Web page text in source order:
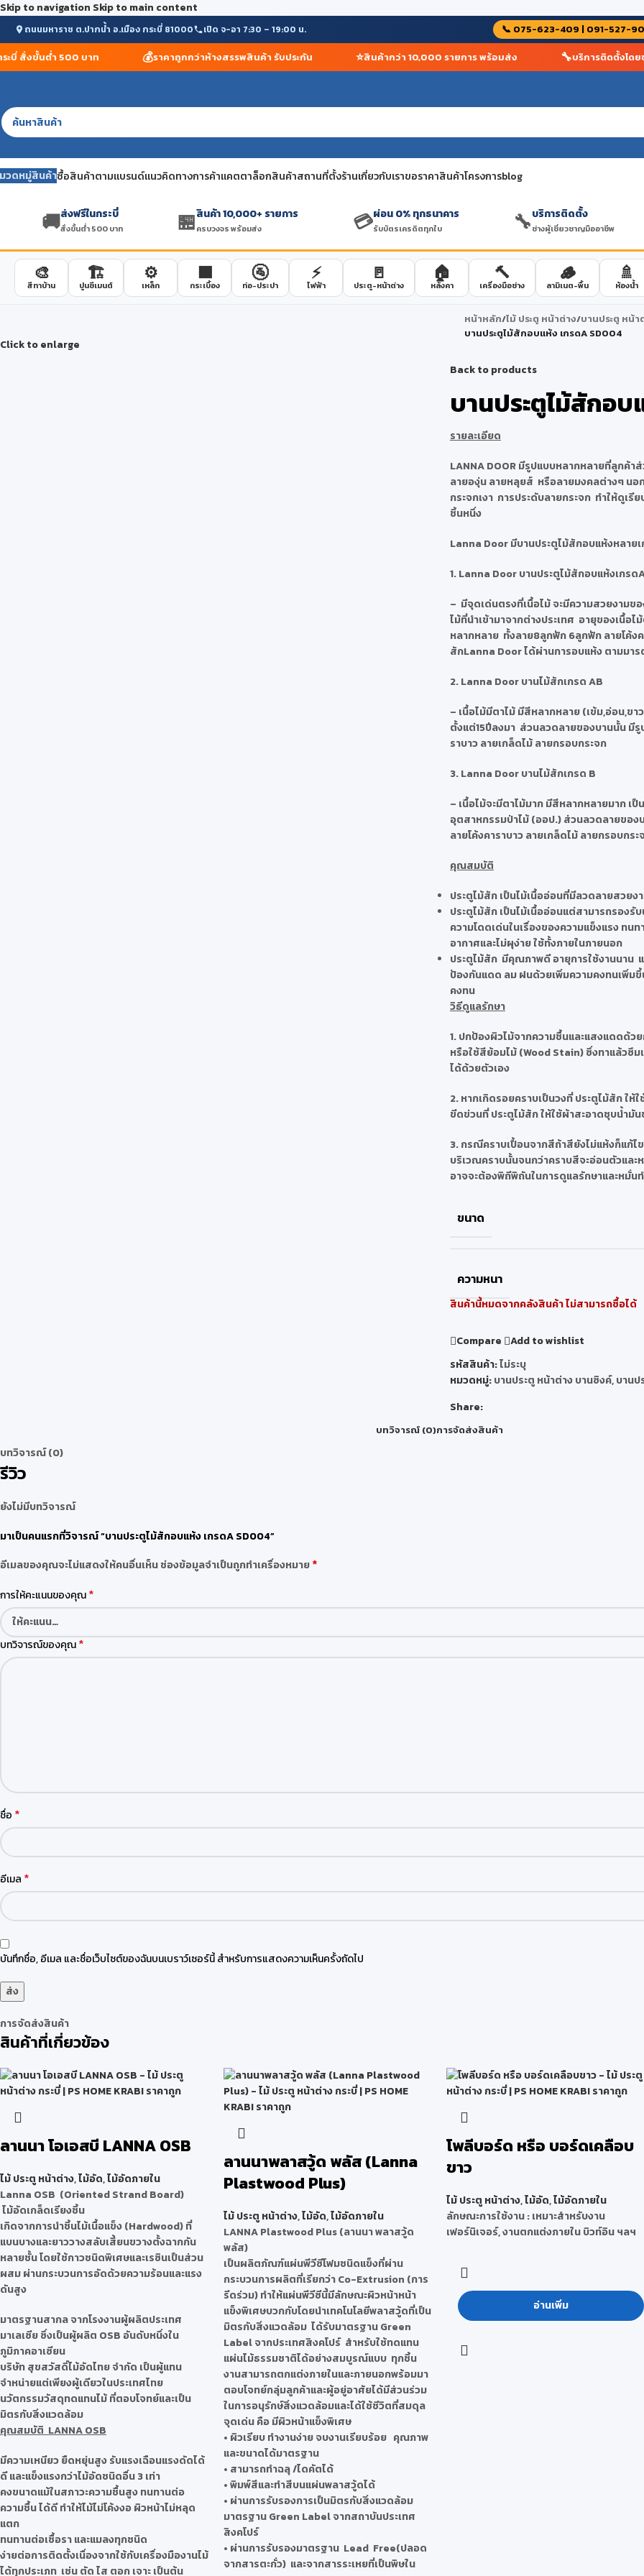
Skip to navigation Skip to main content
ถนนมหาราช ต.ปากน้ำ อ.เมือง กระบี่ 81000 เปิด จ-อา 7:30 – 19:00 น. 📞 075-623-409 | 091-527-
สั่งขั้นต่ำ 500 บาท ราคาถูกกว่าห้างสรรพสินค้า รับประกัน สินค้ากว่า 10,000 รายการ พร้อมส่ง บริการติดตั้งโดยช่า
วดหมู่สินค้าซื้อสินค้าตามแบรนด์แนวคิดทางการค้าแคตตาล็อกสินค้าสถานที่ตั้งร้านเกี่ยวกับเราขอราคาสินค้าโครงการblog
🚚ส่งฟรีในกระบี่
สั่งขั้นต่ำ 500 บาท 🏪สินค้า 10,000+ รายการ
ครบวงจร พร้อมส่ง 💳ผ่อน 0% ทุกธนาคาร
รับบัตรเครดิตทุกใบ 🔧บริการติดตั้ง
ช่างผู้เชี่ยวชาญมืออาชีพ
🎨
สีทาบ้าน
🏗️
ปูนซีเมนต์
⚙️
เหล็ก
🟫
กระเบื้อง
🚰
ท่อ-ประปา
⚡
ไฟฟ้า
🚪
ประตู-หน้าต่าง
🏠
หลังคา
🔨
เครื่องมือช่าง
🪵
ลามิเนต-พื้น
🚿
ห้องน้ำ
Click to enlarge
หน้าหลัก/ไม้ ประตู หน้าต่าง/บานประตู หน้
บานประตูไม้สักอบแห้ง เกรดA SD004
Back to products
บานประตูไม้สักอบ
รายละเอียด
LANNA DOOR มีรูปแบบหลากหลายที่ลูกค้
ลายองุ่น ลายหลุยส์ หรือลายมงคลต่างๆ นอ
กระจกเงา การประดับลายกระจก ทำให้ดูเ
ชิ้นหนึ่ง
Lanna Door มีบานประตูไม้สักอบแห้งหลาย
1. Lanna Door บานประตูไม้สักอบแห้งเกรด
– มีจุดเด่นตรงที่เนื้อไม้ จะมีความสวยงามข
ไม้ที่นำเข้ามาจากต่างประเทศ อายุของเนื้อ
หลากหลาย ทั้งลาย8ลูกฟัก 6ลูกฟัก ลายโค้ง
สักLanna Door ได้ผ่านการอบแห้ง ตามมาร
2. Lanna Door บานไม้สักเกรด AB
– เนื้อไม้มีตาไม้ มีสีหลากหลาย (เข้ม,อ่อน,ขา
ตั้งแต่15ปีลงมา ส่วนลวดลายของบานนั้น มี
ราบาว ลายเกล็ดไม้ ลายกรอบกระจก
3. Lanna Door บานไม้สักเกรด B
– เนื้อไม้จะมีตาไม้มาก มีสีหลากหลายมาก เ
อุตสาหกรรมป่าไม้ (ออป.) ส่วนลวดลายขอ
ลายโค้งคาราบาว ลายเกล็ดไม้ ลายกรอบกระ
คุณสมบัติ
ประตูไม้สัก เป็นไม้เนื้ออ่อนที่มีลวดลายสวย
ประตูไม้สัก เป็นไม้เนื้ออ่อนแต่สามารถรองรั
ความโดดเด่นในเรื่องของความแข็งแรง ทน
อากาศและไม่ผุง่าย ใช้ทั้งภายในภายนอก
ประตูไม้สัก มีคุณภาพดี อายุการใช้งานนาน
ป้องกันแดด ลม ฝนด้วยเพิ่มความคงทนเพิ่มขึ้
คงทน
วิธีดูแลรักษา
1.ปกป้องผิวไม้จากความชื้นและแสงแดดด้ว
หรือใช้สีย้อมไม้ (Wood Stain) ซึ่งทาแล้วซึม
ได้ด้วยตัวเอง
2.หากเกิดรอยคราบเป็นวงที่ ประตูไม้สัก ใ
ขีดข่วนที่ ประตูไม้สัก ให้ใช้ผ้าสะอาดชุบน้ำมั
3.กรณีคราบเปื้อนจากสีถ้าสียังไม่แห้งก็แก้ไ
บริเวณคราบนั้นจนกว่าคราบสีจะอ่อนตัวและ
อาจจะต้องพิถีพิถันในการดูแลรักษาและหมั่น
ขนาด
ความหนา
สินค้านี้หมดจากคลังสินค้า ไม่สามารถซื้อได้
Compare
Add to wishlist
รหัสสินค้า:ไม่ระบุ
หมวดหมู่:บานประตู หน้าต่าง บานซิงค์,บานป
Share:
บทวิจารณ์ (0)การจัดส่งสินค้า
บทวิจารณ์ (0)
รีวิว
ยังไม่มีบทวิจารณ์
มาเป็นคนแรกที่วิจารณ์ “บานประตูไม้สักอบแห้ง เกรดA SD004”
อีเมลของคุณจะไม่แสดงให้คนอื่นเห็นช่องข้อมูลจำเป็นถูกทำเครื่องหมาย*
การให้คะแนนของคุณ*
บทวิจารณ์ของคุณ*
ชื่อ *
อีเมล *
บันทึกชื่อ, อีเมล และชื่อเว็บไซต์ของฉันบนเบราว์เซอร์นี้ สำหรับการแสดงความเห็นครั้งถัดไป
การจัดส่งสินค้า
สินค้าที่เกี่ยวข้อง
ลานนา โอเอสบี LANNA OSB
ไม้ ประตู หน้าต่าง,ไม้อัด,ไม้อัดภายใน
Lanna OSB (Oriented Strand Board)
ไม้อัดเกล็ดเรียงชิ้น
เกิดจากการนำชิ้นไม้เนื้อแข็ง (Hardwood) ที่
แบนบางและยาววางสลับเสี้ยนขวางตั้งฉากกัน
หลายชั้น โดยใช้กาวชนิดพิเศษและเรซินเป็นส่วน
ผสม ผ่านกระบวนการอัดด้วยความร้อนและแรง
ดันสูง
มาตรฐานสากล จากโรงงานผู้ผลิตประเทศ
มาเลเซีย ซึ่งเป็นผู้ผลิต OSB อันดับหนึ่งใน
ภูมิภาคอาเซียน
บริษัท สุขสวัสดิ์ไม้อัดไทย จำกัด เป็นผู้แทน
จำหน่ายแต่เพียงผู้เดียวในประเทศไทย
นวัตกรรมวัสดุทดแทนไม้ ที่ตอบโจทย์และเป็น
มิตรกับสิ่งแวดล้อม
คุณสมบัติ LANNA OSB
มีความเหนียว ยืดหยุ่นสูง รับแรงเฉือนแรงดัดได้
ดี และแข็งแรงกว่าไม้อัดชนิดอื่น 3 เท่า
คงขนาดแม้ในสภาวะความชื้นสูง ทนทานต่อ
ความชื้น ได้ดี ทำให้ไม้ไม่โค้งงอ ผิวหน้าไม่หลุด
แตก
ทนทานต่อเชื้อรา และแมลงทุกชนิด
ง่ายต่อการติดตั้งเนื่องจากใช้กับเครื่องมืองานไม้
ได้ทุกประเภท เช่น ตัด ไส ตอก เจาะ เป็นต้น
ลานนาพลาสวู้ด พลัส (Lanna
Plastwood Plus)
ไม้ ประตู หน้าต่าง,ไม้อัด,ไม้อัดภายใน
LANNA Plastwood Plus (ลานนา พลาสวู้ด
พลัส)
เป็นผลิตภัณฑ์แผ่นพีวีซีโฟมชนิดแข็งที่ผ่าน
กระบวนการผลิตที่เรียกว่า Co-Extrusion (การ
รีดร่วม) ทำให้แผ่นพีวีซีนี้มีลักษณะผิวหน้าหน้า
แข็งพิเศษบวกกับโดยนำเทคโนโลยีพลาสวู้ดที่เป็น
มิตรกับสิ่งแวดล้อม ได้รับมาตรฐาน Green
Label จากประเทศสิงคโปร์ สำหรับใช้ทดแทน
แผ่นไม้ธรรมชาติได้อย่างสมบูรณ์แบบ ทุกชิ้น
งานสามารถตกแต่งภายในและภายนอกพร้อมมา
ตอบโจทย์กลุ่มลูกค้าและผู้อยู่อาศัยได้มีส่วนร่วม
ในการอนุรักษ์สิ่งแวดล้อมและได้ใช้ชีวิตที่สมดุล
จุดเด่น คือ มีผิวหน้าแข็งพิเศษ
• ผิวเรียบ ทำงานง่าย จบงานเรียบร้อย คุณภาพ
และขนาดได้มาตรฐาน
• สามารถทำฉลุ /ไดคัตได้
• พิมพ์สีและทำสีบนแผ่นพลาสวู้ดได้
• ผ่านการรับรองการเป็นมิตรกับสิ่งแวดล้อม
มาตรฐาน Green Label จากสถาบันประเทศ
สิงคโปร์
• ผ่านการรับรองมาตรฐาน Lead Free(ปลอด
จากสารตะกั่ว) และจากสารระเหยที่เป็นพิษใน
โพลีบอร์ด หรือ บอร์ดเคลือบ
ขาว
ไม้ ประตู หน้าต่าง,ไม้อัด,ไม้อัดภายใน
ลักษณะการใช้งาน : เหมาะสำหรับงาน
เฟอร์นิเจอร์, งานตกแต่งภายใน บิวท์อิน ฯลฯ
อ่านเพิ่ม